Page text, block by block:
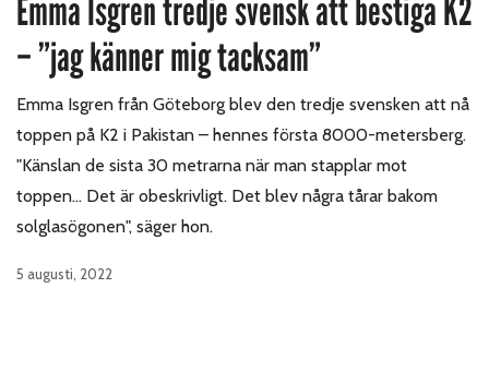
Emma Isgren tredje svensk att bestiga K2
– ”jag känner mig tacksam”
Emma Isgren från Göteborg blev den tredje svensken att nå
toppen på K2 i Pakistan – hennes första 8000-metersberg.
"Känslan de sista 30 metrarna när man stapplar mot
toppen... Det är obeskrivligt. Det blev några tårar bakom
solglasögonen", säger hon.
5 augusti, 2022